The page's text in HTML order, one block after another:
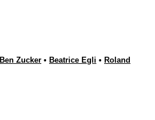
Ben Zucker • Beatrice Egli • Roland